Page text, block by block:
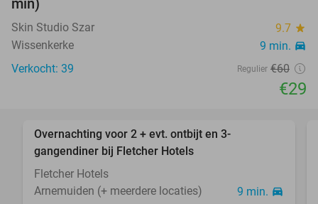
min)
Skin Studio Szar 9.7 star
Wissenkerke 9 min. directions_car
Verkocht: 39 Regulier €60
€29
favorite_border
Overnachting voor 2 + evt. ontbijt en 3-
gangendiner bij Fletcher Hotels
Fletcher Hotels
Arnemuiden (+ meerdere locaties)
9 min. directions_car